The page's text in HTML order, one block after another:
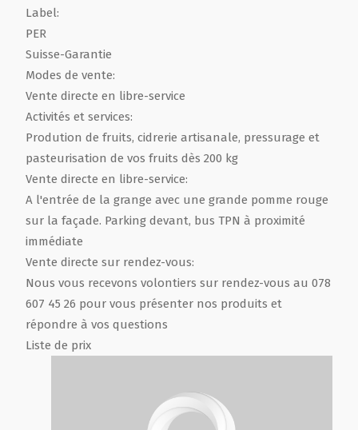
Label:
PER
Suisse-Garantie
Modes de vente:
Vente directe en libre-service
Activités et services:
Prodution de fruits, cidrerie artisanale, pressurage et
pasteurisation de vos fruits dès 200 kg
Vente directe en libre-service:
A l'entrée de la grange avec une grande pomme rouge
sur la façade. Parking devant, bus TPN à proximité
immédiate
Vente directe sur rendez-vous:
Nous vous recevons volontiers sur rendez-vous au 078
607 45 26 pour vous présenter nos produits et
répondre à vos questions
Liste de prix